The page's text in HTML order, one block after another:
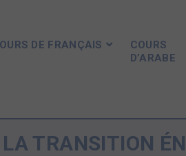
DE FRANÇAIS
COURS
D’ARABE
TRANSITION